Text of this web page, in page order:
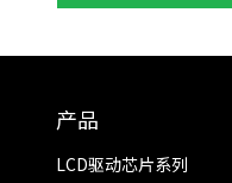
产品
LCD驱动芯片系列